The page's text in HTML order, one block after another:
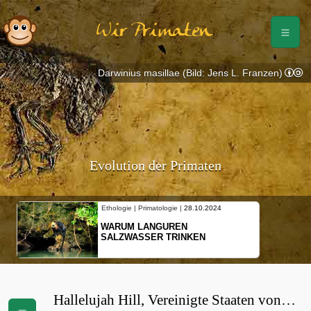
Wir Primaten
Evolution der Primaten
Ethologie | Primatologie | 28.10.2024
WARUM LANGUREN
SALZWASSER TRINKEN
Darwinius masillae (Bild: Jens L. Franzen)
Hallelujah Hill, Vereinigte Staaten von